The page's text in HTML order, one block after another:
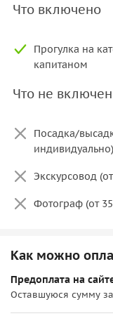
забавных и
удовольствие и
о любимом городе.
Организационные
аренды — 1 час.
Катером
услуги
Что включено
Прогулка на
капитаном
Что не
Посадка/
индивидуально)
Экскурсовод
Фотограф (от
Как можно
Предоплата на
Оставшуюся сумму